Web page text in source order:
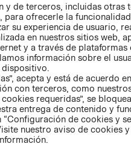
AVISO DE
PRIVACIDAD
GIFT CARD
AVISO DE
y de terceros, incluidas otras
para ofrecerle la
su experiencia de usuario,
en nuestros sitios web,
y a través de plataformas
información sobre el
acepta y está de acuerdo
con terceros, como
requeridas”, se
entrega de contenido y
de cookies y
nuestro aviso de cookies